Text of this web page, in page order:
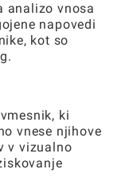
analizo vnosa
napovedi
kot so
ki
vnese njihove
v vizualno